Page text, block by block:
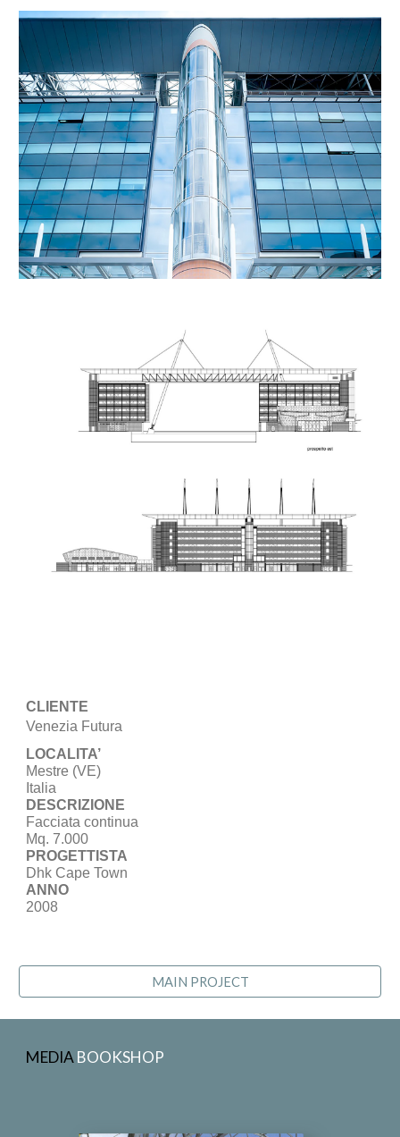
CLIENTE
Venezia Futura
LOCALITA’
Mestre (VE)
Italia
DESCRIZIONE
Facciata continua
Mq. 7.000
PROGETTISTA
Dhk Cape Town
ANNO
2008
MAIN PROJECT
MEDIA BOOKSHOP